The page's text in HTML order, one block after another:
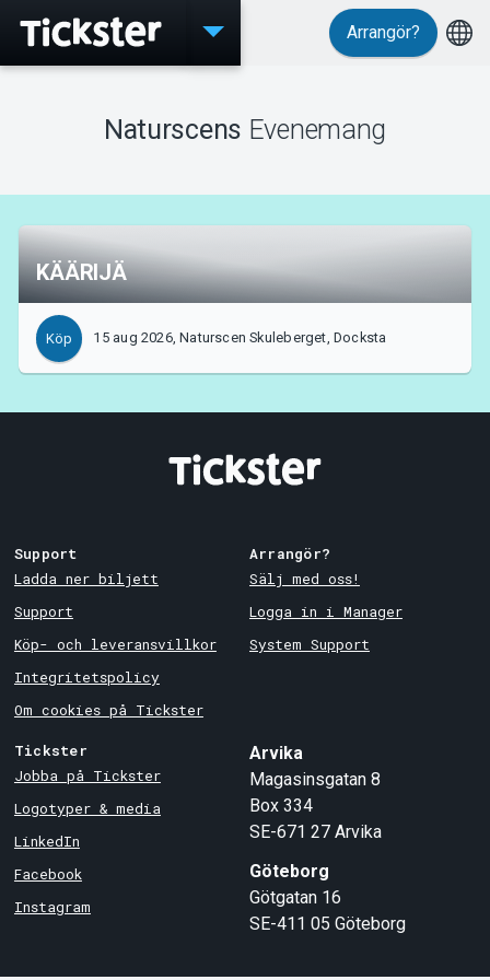
Evenemang
Support
Om Tickster
Arrangör?
Naturscens Evenemang
KÄÄRIJÄ
Köp 15 aug 2026, Naturscen Skuleberget, Docksta
Support
Ladda ner biljett
Support
Köp- och leveransvillkor
Integritetspolicy
Om cookies på Tickster
Arrangör?
Sälj med oss!
Logga in i Manager
System Support
Tickster
Jobba på Tickster
Logotyper & media
LinkedIn
Facebook
Instagram
Arvika
Magasinsgatan 8
Box 334
SE-671 27 Arvika
Göteborg
Götgatan 16
SE-411 05 Göteborg